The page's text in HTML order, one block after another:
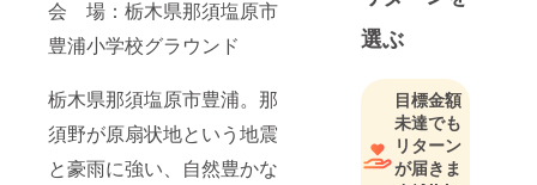
会 場：栃木県那須塩原市
豊浦小学校グラウンド
栃木県那須塩原市豊浦。那
須野が原扇状地という地震
と豪雨に強い、自然豊かな
パーマンの
生まれた星
リプトン
星」から命
名しまし
た。
選ぶ
目標金額
未達でも
リターン
が届きま